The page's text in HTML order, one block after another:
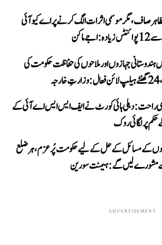
صاف، مگر موسمی اثرات الگ کرنے پر اے کیو آئی
ماکن
ہندوستانی جہازوں اور ملاحوں کی حفاظت حکومت کی
راحت: دہلی ہائی کورٹ نے ایف ایس ایس اے آئی کے
حکم پر لگائی روک
کے مسائل کے حل کے لیے حکومت پُرعزم، ہر ضلع
مشورے لیں گے: ہیمنت سورین
ADVERTISEMENT